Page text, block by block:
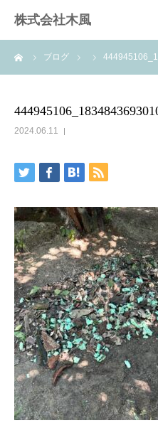
株式会社木風
ブログ
2024.06.11
業務案内
お問い合せ